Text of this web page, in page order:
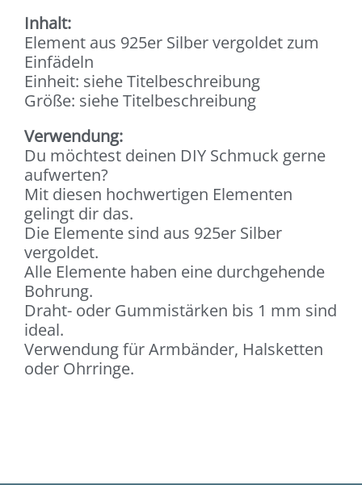
Inhalt:
Element aus 925er Silber vergoldet zum
Einfädeln
Einheit: siehe Titelbeschreibung
Größe: siehe Titelbeschreibung
Verwendung:
Du möchtest deinen DIY Schmuck gerne
aufwerten?
Mit diesen hochwertigen Elementen
gelingt dir das.
Die Elemente sind aus 925er Silber
vergoldet.
Alle Elemente haben eine durchgehende
Bohrung.
Draht- oder Gummistärken bis 1 mm sind
ideal.
Verwendung für Armbänder, Halsketten
oder Ohrringe.